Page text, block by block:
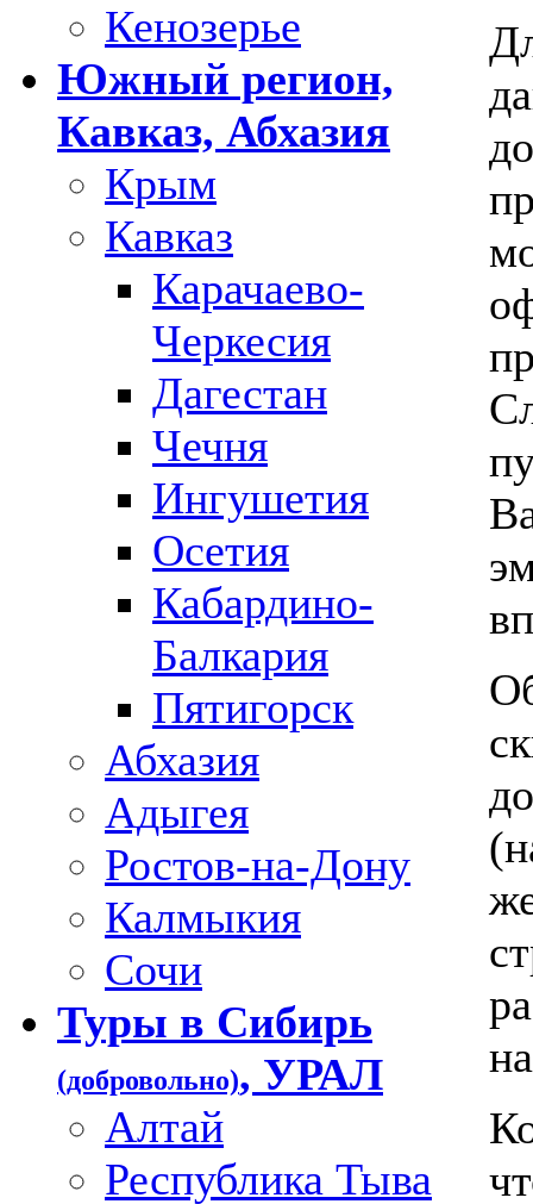
Кенозерье
Южный регион,
Кавказ, Абхазия
Крым
Кавказ
Карачаево-
Черкесия
Дагестан
Чечня
Ингушетия
Осетия
Кабардино-
Балкария
Пятигорск
Абхазия
Адыгея
Ростов-на-Дону
Калмыкия
Сочи
Туры в Сибирь
(добровольно), УРАЛ
Алтай
Республика Тыва